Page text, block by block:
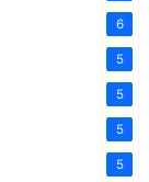
6
5
5
5
5